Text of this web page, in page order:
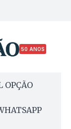
50 ANOS
OPÇÃO